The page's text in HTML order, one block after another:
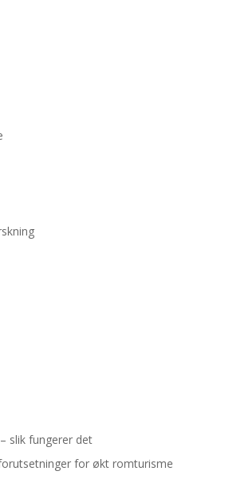
slik fungerer det
for økt romturisme